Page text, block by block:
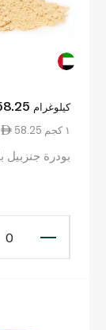
كيلوغرام
58.25 ١ كجم
بودرة جنزبيل
0